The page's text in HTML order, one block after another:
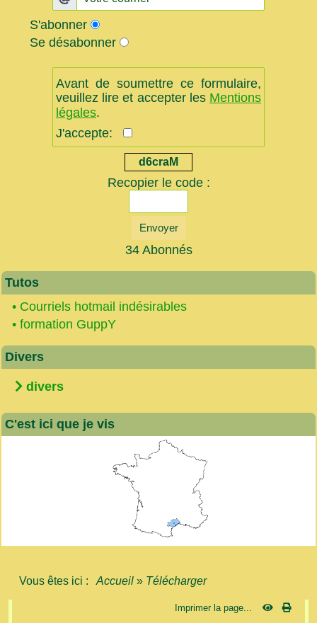
S'abonner
Se désabonner
Avant de soumettre ce formulaire,
veuillez lire et accepter les Mentions
légales.
J'accepte:
d6craM
Recopier le code :
Envoyer
34 Abonnés
Tutos
• Courriels hotmail indésirables
• formation GuppY
Divers
divers
C'est ici que je vis
Vous êtes ici : Accueil » Télécharger
Imprimer la page...